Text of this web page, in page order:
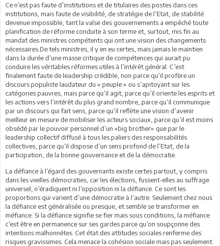
Ce n’est pas faute d’institutions et de titulaires des postes dans ces
institutions, mais faute de visibilité, de stratégie de l’Etat, de stabilité
devenue impossible, tant la valse des gouvernements a empêché toute
planification de réforme conduite à son terme et, surtout, mis fin au
mandat des ministres compétents qui ont une vision des changements
nécessaires.De tels ministres, il y en eu certes, mais jamais le maintien
dans la durée d’une masse critique de compétences qui aurait pu
conduire les véritables réformes utiles à l’intérêt général. C’est
finalement faute de leadership crédible, non parce qu’il profère un
discours populiste laudateur du « peuple » ou s’apitoyant sur les
catégories pauvres, mais parce qu’il agit, parce qu’il oriente les esprits et
les actions vers l’intérêt du plus grand nombre, parce qu’il communique
par un discours qui fait sens, parce qu’il reflète une vision d’avenir
meilleur en mesure de mobiliser les acteurs sociaux, parce qu’il est moins
obsédé par le pouvoir personnel d’un «big brother» que par le
leadership collectif diffusé à tous les paliers des responsabilités
collectives, parce qu’il dispose d’un sens profond de l’Etat, de la
participation, de la bonne gouvernance et de la démocratie.
La défiance à l’égard des gouvernants existe certes partout, y compris
dans les vieilles démocraties, car les élections, fussent-elles au suffrage
universel, n’éradiquent ni l’opposition ni la défiance. Ce sont les
proportions qui varient d’une démocratie à l’autre. Seulement chez nous
la défiance est généralisée ou presque, et semble se transformer en
méfiance. Si la défiance signifie se fier mais sous conditions, la méfiance
c’est être en permanence sur ses gardes parce qu’on soupçonne des
intentions malhonnêtes. Cet état des attitudes sociales renferme des
risques gravissimes. Cela menace la cohésion sociale mais pas seulement.